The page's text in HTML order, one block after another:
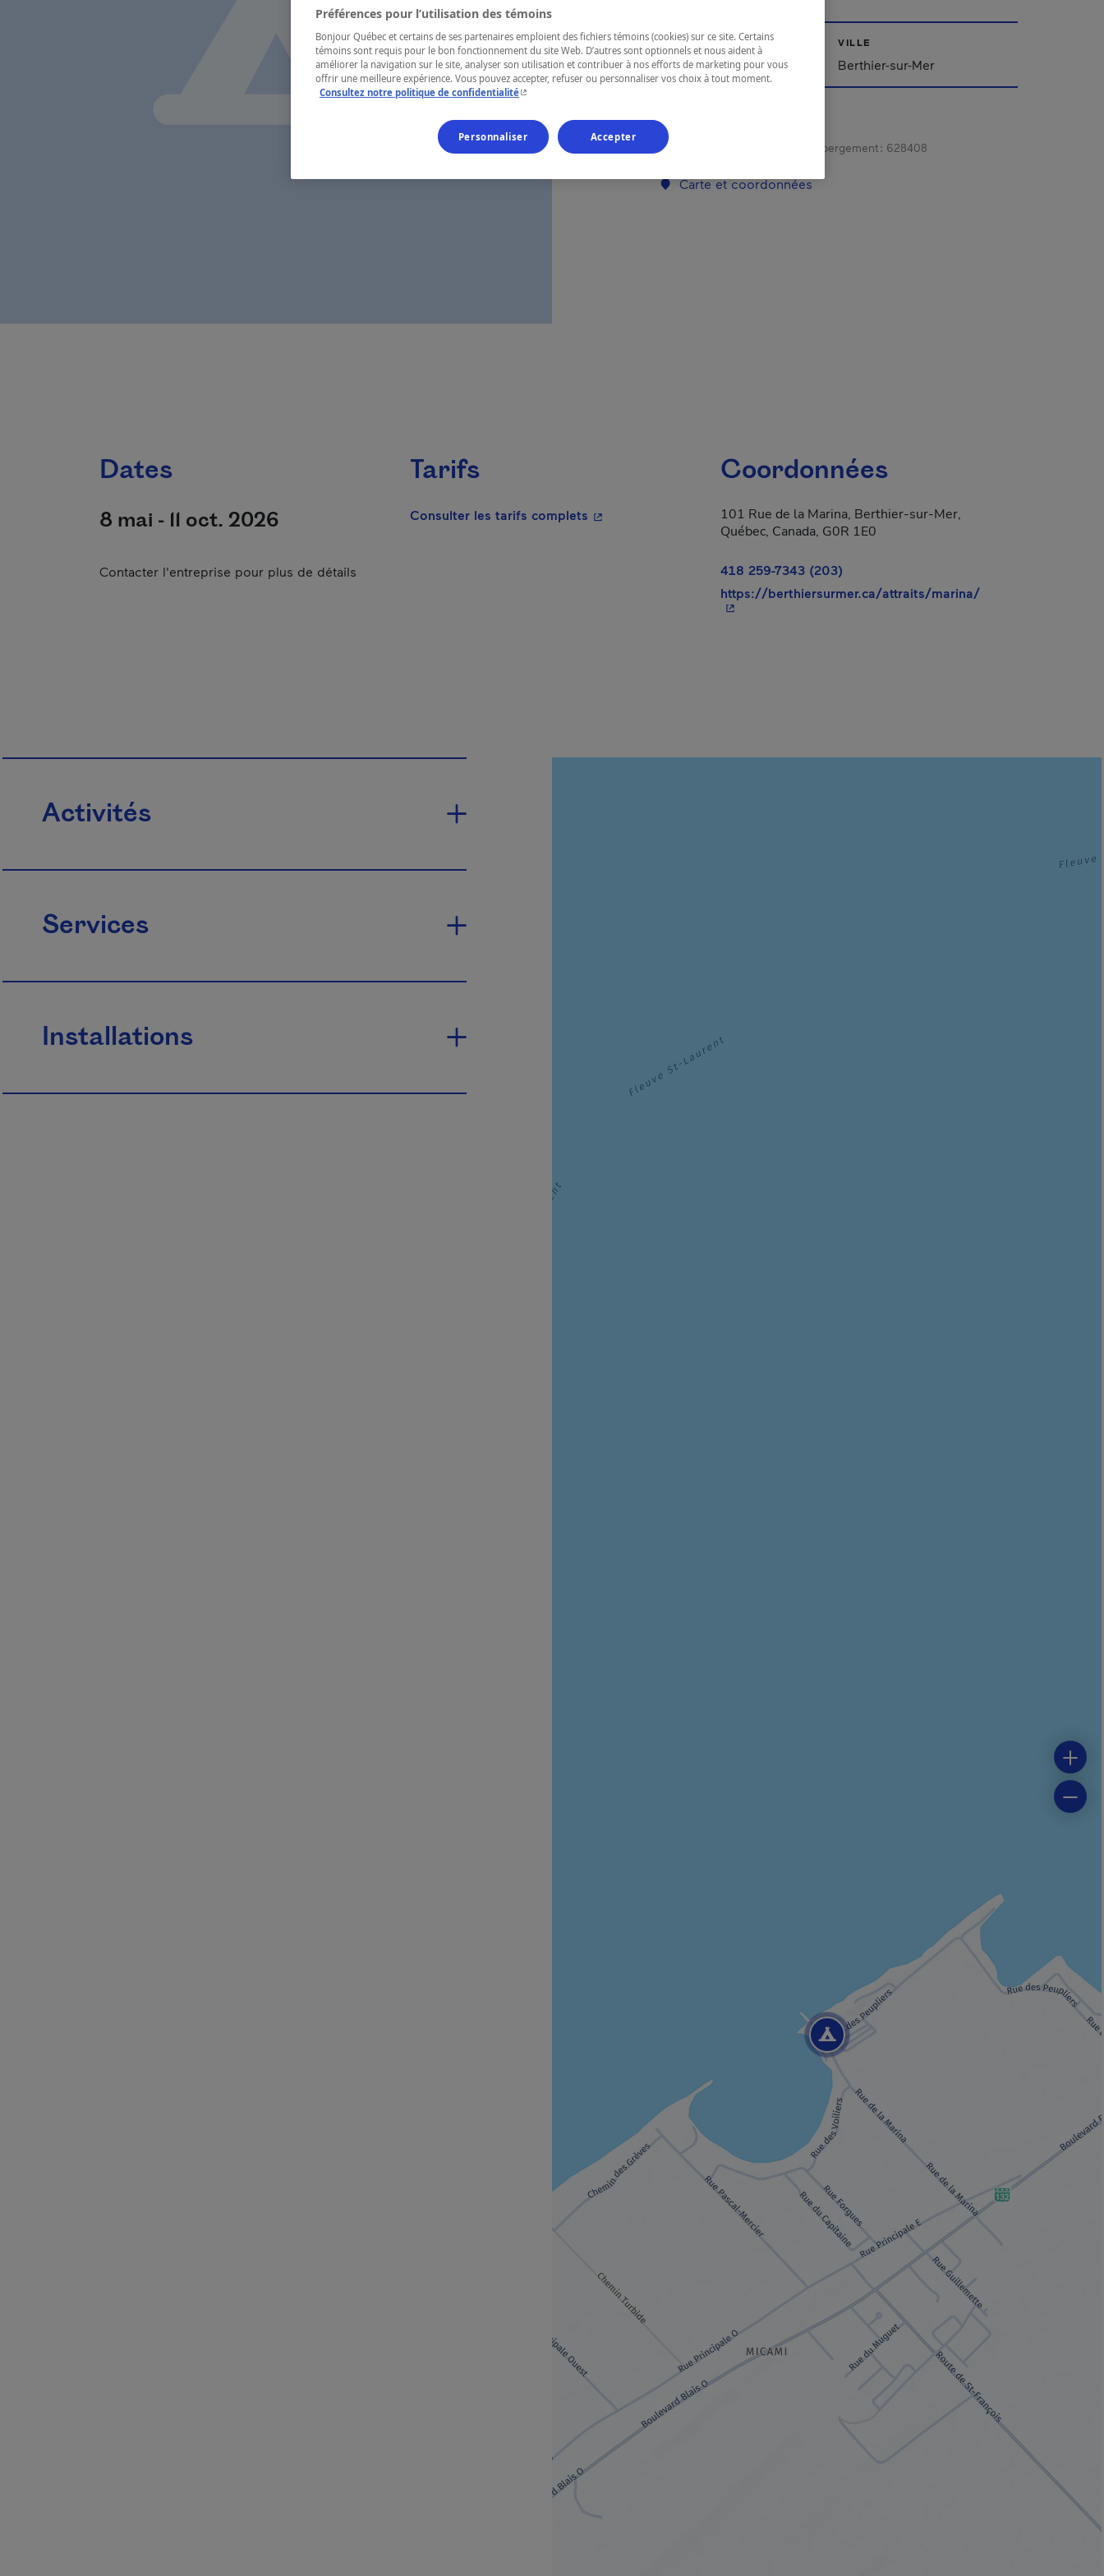
RÉGION
Chaudière-Appalaches
VILLE
Berthier-sur-Mer
Numéro d’enregistrement d’hébergement : 628408
Carte et coordonnées
Dates
8 mai - 11 oct. 2026
Contacter l'entreprise pour plus de détails
Tarifs
Consulter les tarifs complets - Cet hyperlien s'ouvrira dans une nouvelle fenêtre.
Coordonnées
101 Rue de la Marina, Berthier-sur-Mer,
Québec, Canada, G0R 1E0
418 259-7343 (203)
https://berthiersurmer.ca/attraits/marina/- Cet hyperlien
Activités
Services
Installations
Préférences pour l’utilisation des témoins
Bonjour Québec et certains de ses partenaires emploient des fichiers témoins (cookies) sur ce site. Certains
témoins sont requis pour le bon fonctionnement du site Web. D’autres sont optionnels et nous aident à
améliorer la navigation sur le site, analyser son utilisation et contribuer à nos efforts de marketing pour vous
offrir une meilleure expérience. Vous pouvez accepter, refuser ou personnaliser vos choix à tout moment.
Consultez notre politique de confidentialité- Cet hyperlien s'ouvrira dans une nouvelle fenêtre.
Personnaliser Accepter